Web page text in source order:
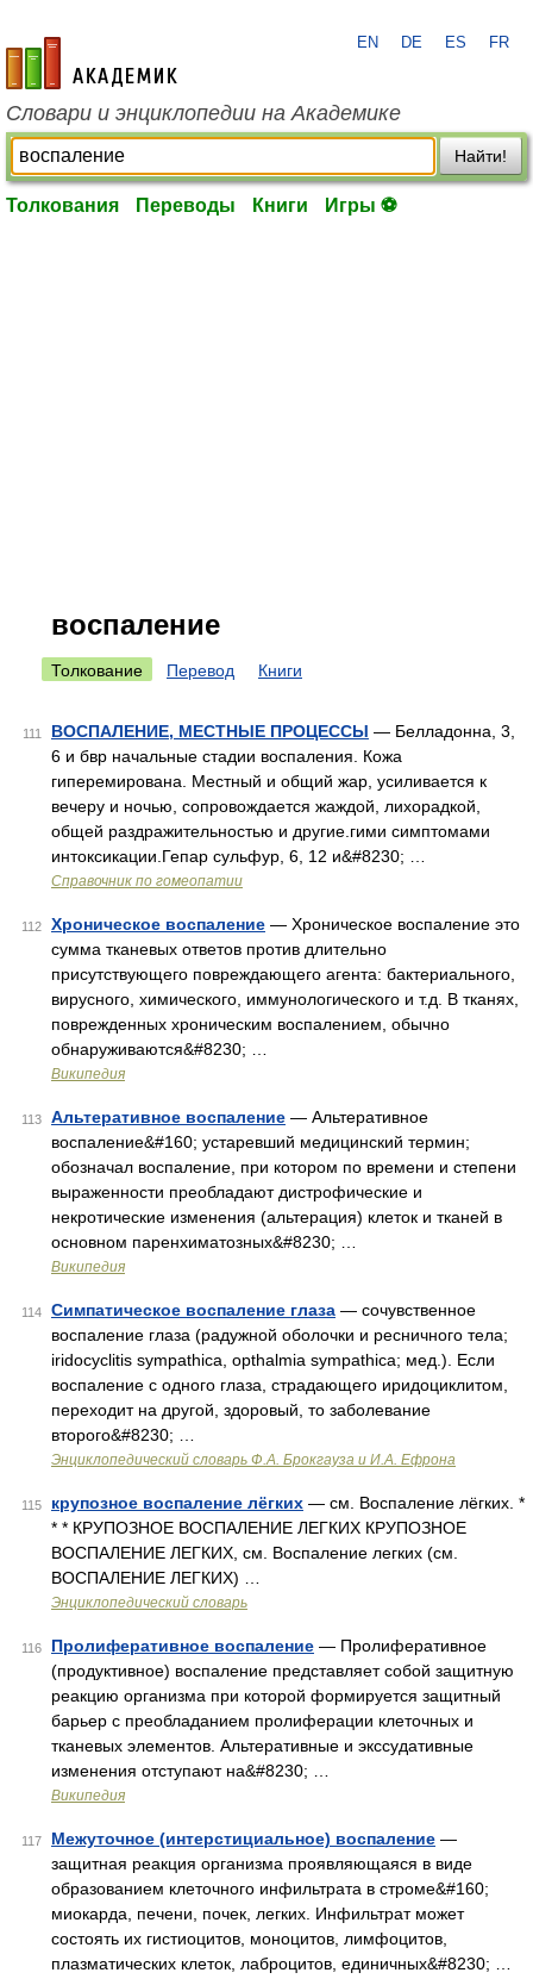
academic.ru
EN DE ES FR
Словари и энциклопедии на Академике
Найти!
Толкования Переводы Книги Игры ⚽
воспаление
Толкование Перевод Книги
111 ВОСПАЛЕНИЕ, МЕСТНЫЕ ПРОЦЕССЫ — Белладонна, 3,
6 и бвр начальные стадии воспаления. Кожа
гиперемирована. Местный и общий жар, усиливается к
вечеру и ночью, сопровождается жаждой, лихорадкой,
общей раздражительностью и другие.гими симптомами
интоксикации.Гепар сульфур, 6, 12 и&#8230; …
Справочник по гомеопатии
112 Хроническое воспаление — Хроническое воспаление это
сумма тканевых ответов против длительно
присутствующего повреждающего агента: бактериального,
вирусного, химического, иммунологического и т.д. В тканях,
поврежденных хроническим воспалением, обычно
обнаруживаются&#8230; …
Википедия
113 Альтеративное воспаление — Альтеративное
воспаление&#160; устаревший медицинский термин;
обозначал воспаление, при котором по времени и степени
выраженности преобладают дистрофические и
некротические изменения (альтерация) клеток и тканей в
основном паренхиматозных&#8230; …
Википедия
114 Симпатическое воспаление глаза — сочувственное
воспаление глаза (радужной оболочки и ресничного тела;
iridocyclitis sympathica, opthalmia sympathica; мед.). Если
воспаление с одного глаза, страдающего иридоциклитом,
переходит на другой, здоровый, то заболевание
второго&#8230; …
Энциклопедический словарь Ф.А. Брокгауза и И.А. Ефрона
115 крупозное воспаление лёгких — см. Воспаление лёгких. *
* * КРУПОЗНОЕ ВОСПАЛЕНИЕ ЛЕГКИХ КРУПОЗНОЕ
ВОСПАЛЕНИЕ ЛЕГКИХ, см. Воспаление легких (см.
ВОСПАЛЕНИЕ ЛЕГКИХ) …
Энциклопедический словарь
116 Пролиферативное воспаление — Пролиферативное
(продуктивное) воспаление представляет собой защитную
реакцию организма при которой формируется защитный
барьер с преобладанием пролиферации клеточных и
тканевых элементов. Альтеративные и экссудативные
изменения отступают на&#8230; …
Википедия
117 Межуточное (интерстициальное) воспаление —
защитная реакция организма проявляющаяся в виде
образованием клеточного инфильтрата в строме&#160;
миокарда, печени, почек, легких. Инфильтрат может
состоять их гистиоцитов, моноцитов, лимфоцитов,
плазматических клеток, лаброцитов, единичных&#8230; …